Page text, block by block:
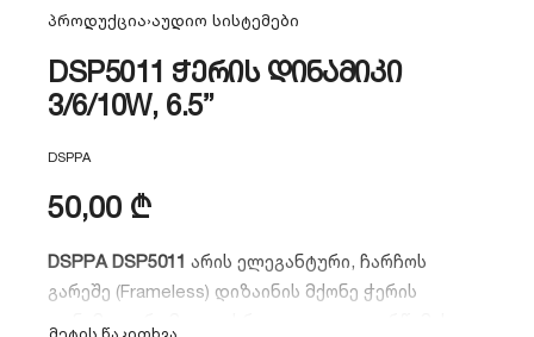
პროდუქცია›აუდიო სისტემები
DSP5011 ჭერის დინამიკი
3/6/10W, 6.5”
DSPPA
50,00 ₾
DSPPA DSP5011 არის ელეგანტური, ჩარჩოს
გარეშე (Frameless) დიზაინის მქონე ჭერის